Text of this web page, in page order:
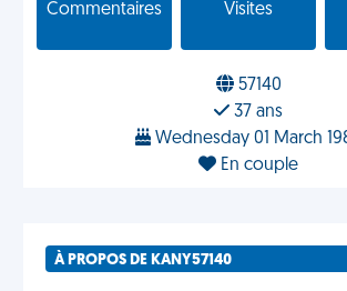
Commentaires
Visites
57140
37 ans
Wednesday 01 March
En couple
À PROPOS DE KANY57140